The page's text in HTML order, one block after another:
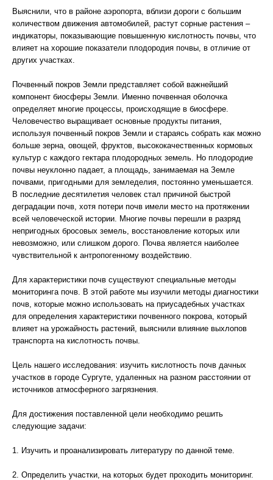
Выяснили, что в районе аэропорта, вблизи дороги с большим
количеством движения автомобилей, растут сорные растения –
индикаторы, показывающие повышенную кислотность почвы, что
влияет на хорошие показатели плодородия почвы, в отличие от
других участках.
Почвенный покров Земли представляет собой важнейший
компонент биосферы Земли. Именно почвенная оболочка
определяет многие процессы, происходящие в биосфере.
Человечество выращивает основные продукты питания,
используя почвенный покров Земли и стараясь собрать как можно
больше зерна, овощей, фруктов, высококачественных кормовых
культур с каждого гектара плодородных земель. Но плодородие
почвы неуклонно падает, а площадь, занимаемая на Земле
почвами, пригодными для земледелия, постоянно уменьшается.
В последние десятилетия человек стал причиной быстрой
деградации почв, хотя потери почв имели место на протяжении
всей человеческой истории. Многие почвы перешли в разряд
непригодных бросовых земель, восстановление которых или
невозможно, или слишком дорого. Почва является наиболее
чувствительной к антропогенному воздействию.
Для характеристики почв существуют специальные методы
мониторинга почв. В этой работе мы изучили методы диагностики
почв, которые можно использовать на приусадебных участках
для определения характеристики почвенного покрова, который
влияет на урожайность растений, выяснили влияние выхлопов
транспорта на кислотность почвы.
Цель нашего исследования: изучить кислотность почв дачных
участков в городе Сургуте, удаленных на разном расстоянии от
источников атмосферного загрязнения.
Для достижения поставленной цели необходимо решить
следующие задачи:
1. Изучить и проанализировать литературу по данной теме.
2. Определить участки, на которых будет проходить мониторинг.